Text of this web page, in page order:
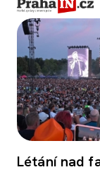
Létání nad